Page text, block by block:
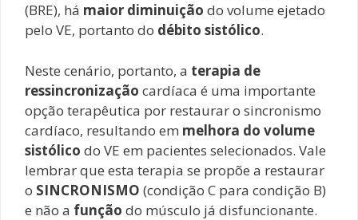
(BRE), há maior diminuição do volume ejetado
pelo VE, portanto do débito sistólico.
Neste cenário, portanto, a terapia de
ressincronização cardíaca é uma importante
opção terapêutica por restaurar o sincronismo
cardíaco, resultando em melhora do volume
sistólico do VE em pacientes selecionados. Vale
lembrar que esta terapia se propõe a restaurar
o SINCRONISMO (condição C para condição B)
e não a função do músculo já disfuncionante.